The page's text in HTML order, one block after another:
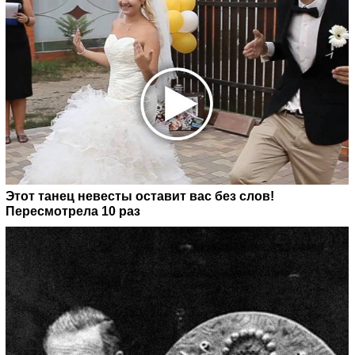
Этот танец невесты оставит вас без слов!
Пересмотрела 10 раз